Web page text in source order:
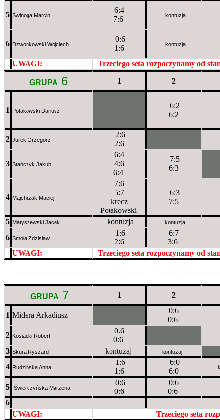
5 Świnoga Marcin
6:4
7:6
kontuzja
6 Dzwonkowski Wojciech
0:6
1:6
kontuzja
UWAGI: Trzeciego seta rozpoczynamy od
GRUPA 6 1 2
1 Potakowski Dariusz
6:2
6:2
2 Jurek Grzegorz
2:6
2:6
3 Stańczyk Jakub
6:4
4:6
6:4
7:5
6:3
4 Majchrzak Maciej
7:6
5:7
krecz
Potakowski
6:3
7:5
5 Matyszewski Jacek kontuzja kontuzja
6 Smoła Zdzisław
1:6
2:6
6:7
3:6
UWAGI:
Trzeciego seta rozpoczynamy od
GRUPA 7 1 2
1 Midera Arkadiusz
0:6
0:6
2 Kosiacki Robert
0:6
0:6
3 Skura Ryszard kontuzaj kontuzaj
4 Rudzińska Anna
1:6
1:6
6:0
6:0
5 Świerczyńska Marzena
0:6
0:6
0:6
0:6
6
UWAGI:
Trzeciego seta